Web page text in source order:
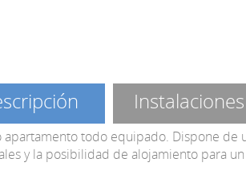
Instalaciones
apartamento todo equipado. Dispone de
y la posibilidad de alojamiento para